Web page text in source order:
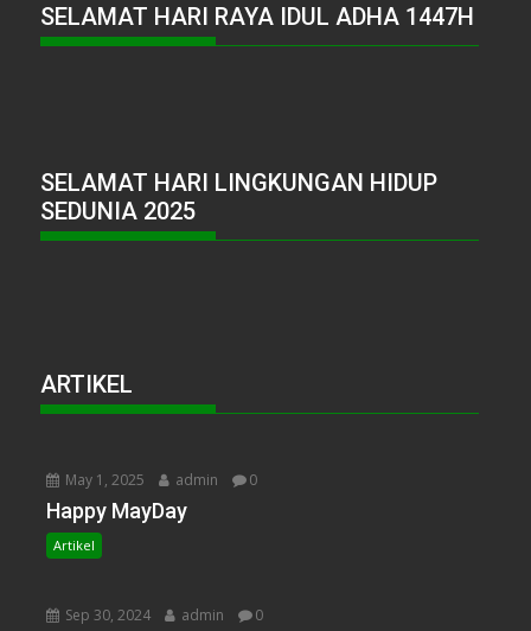
SELAMAT HARI RAYA IDUL ADHA 1447H
SELAMAT HARI LINGKUNGAN HIDUP
SEDUNIA 2025
ARTIKEL
May 1, 2025 admin 0
Happy MayDay
Artikel
Sep 30, 2024 admin 0